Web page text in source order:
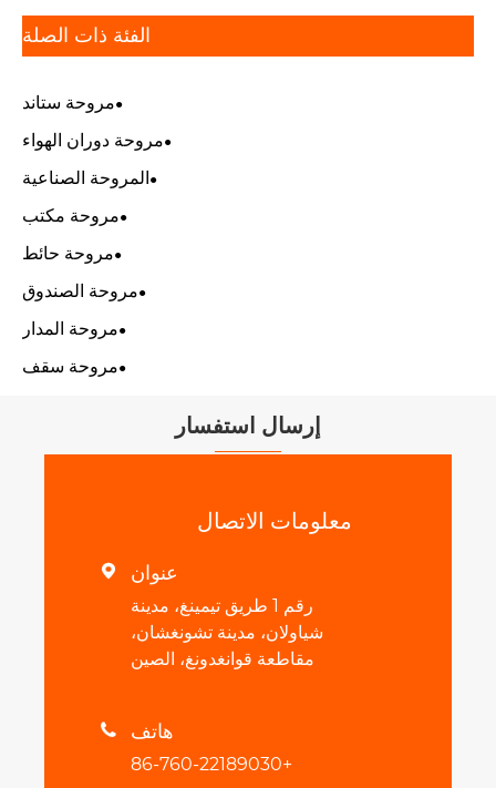
الفئة ذات الصلة
مروحة ستاند
مروحة دوران الهواء
المروحة الصناعية
مروحة مكتب
مروحة حائط
مروحة الصندوق
مروحة المدار
مروحة سقف
إرسال استفسار
معلومات الاتصال
 عنوان
رقم 1 طريق تيمينغ، مدينة
شياولان، مدينة تشونغشان،
مقاطعة قوانغدونغ، الصين
 هاتف
+86-760-22189030